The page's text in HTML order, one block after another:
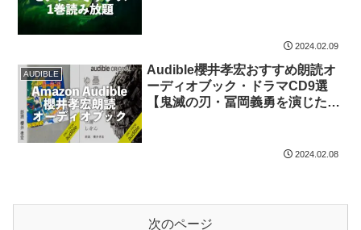
2024.02.09
AUDIBLE
Audible櫻井孝宏おすすめ朗読オ
ーディオブック・ドラマCD9選
【鬼滅の刃・冨岡義勇を演じた声
2024.02.08
次のページ